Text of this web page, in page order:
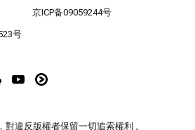
京ICP备09059244号
号
違反版權者保留一切追索權利 。